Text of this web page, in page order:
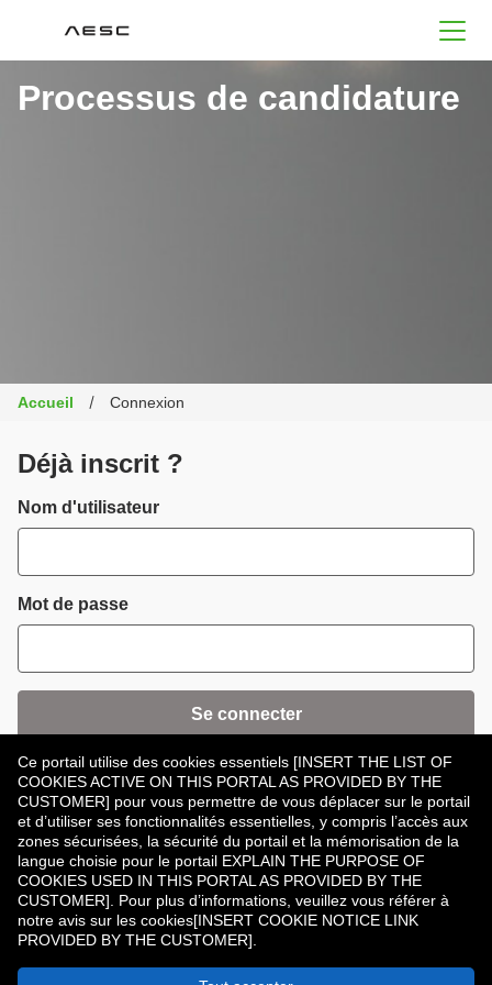
Ce portail utilise des cookies essentiels [INSERT THE LIST OF
COOKIES ACTIVE ON THIS PORTAL AS PROVIDED BY THE
CUSTOMER] pour vous permettre de vous déplacer sur le portail
et d’utiliser ses fonctionnalités essentielles, y compris l’accès aux
zones sécurisées, la sécurité du portail et la mémorisation de la
langue choisie pour le portail EXPLAIN THE PURPOSE OF
COOKIES USED IN THIS PORTAL AS PROVIDED BY THE
CUSTOMER]. Pour plus d’informations, veuillez vous référer à
notre avis sur les cookies[INSERT COOKIE NOTICE LINK
PROVIDED BY THE CUSTOMER].
AESC
Processus de candidature
Accueil Connexion
Déjà inscrit ?
Connexion
Nom d'utilisateur
Mot de passe
Se connecter
Mot de passe oublié ?
Vous n’avez pas de compte ?Enregistrer